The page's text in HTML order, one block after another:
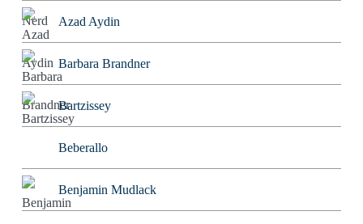
Azad Aydin
Barbara Brandner
Bartzissey
Beberallo
Benjamin Mudlack